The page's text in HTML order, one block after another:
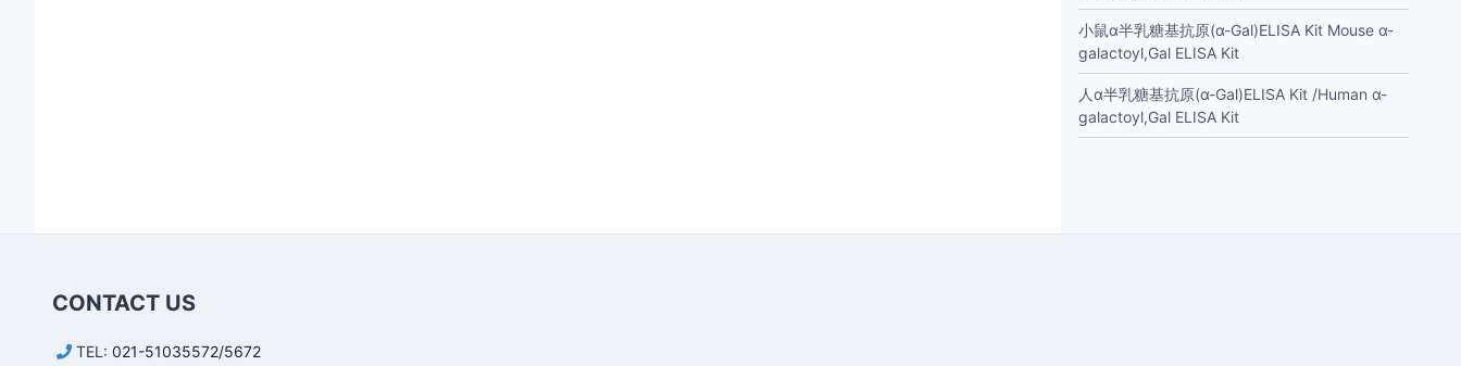
小鼠α半乳糖基抗原(α-Gal)ELISA Kit Mouse α-
galactoyl,Gal ELISA Kit
人α半乳糖基抗原(α-Gal)ELISA Kit /Human α-
galactoyl,Gal ELISA Kit
CONTACT US
TEL: 021-51035572/5672